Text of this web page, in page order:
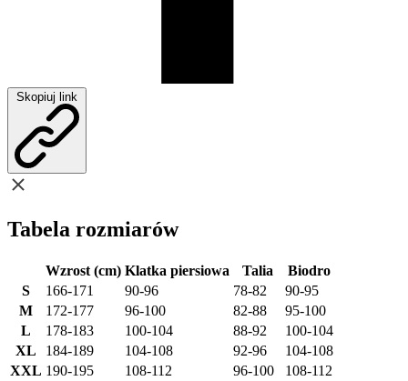
Skopiuj link
Tabela rozmiarów
Wzrost (cm) Klatka piersiowa Talia
Biodro
S
166-171 90-96 78-82
90-95
M
172-177 96-100 82-88
95-100
L
178-183 100-104 88-92
100-104
XL
184-189 104-108 92-96
104-108
XXL 190-195 108-112 96-100
108-112